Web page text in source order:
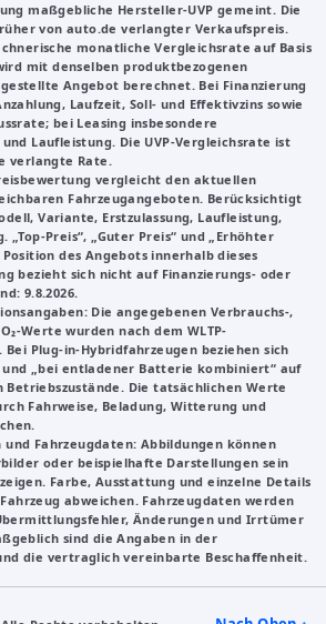
maßgebliche Hersteller-UVP gemeint. Die
von auto.de verlangter Verkaufspreis.
monatliche Vergleichsrate auf Basis
mit denselben produktbezogenen
Angebot berechnet. Bei Finanzierung
Laufzeit, Soll- und Effektivzins sowie
bei Leasing insbesondere
Laufleistung. Die UVP-Vergleichsrate ist
verlangte Rate.
vergleicht den aktuellen
Fahrzeugangeboten. Berücksichtigt
Variante, Erstzulassung, Laufleistung,
Preis“, „Guter Preis“ und „Erhöhter
des Angebots innerhalb dieses
bezieht sich nicht auf Finanzierungs- oder
9.8.2026.
Die angegebenen Verbrauchs-,
Werte wurden nach dem WLTP-
Plug-in-Hybridfahrzeugen beziehen sich
„bei entladener Batterie kombiniert“ auf
Die tatsächlichen Werte
Fahrweise, Beladung, Witterung und
und Fahrzeugdaten: Abbildungen können
oder beispielhafte Darstellungen sein
Farbe, Ausstattung und einzelne Details
abweichen. Fahrzeugdaten werden
Änderungen und Irrtümer
sind die Angaben in der
die vertraglich vereinbarte Beschaffenheit.